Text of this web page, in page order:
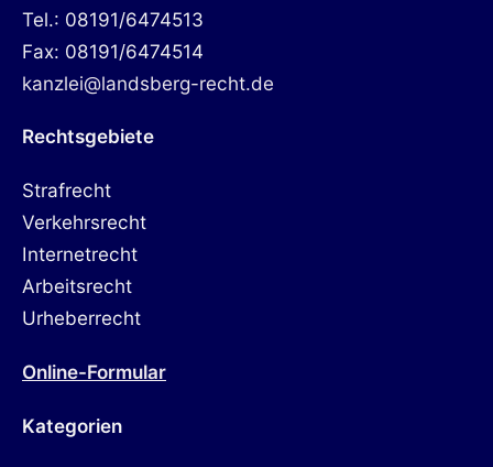
Tel.: 08191/6474513
Fax: 08191/6474514
kanzlei@landsberg-recht.de
Rechtsgebiete
Strafrecht
Verkehrsrecht
Internetrecht
Arbeitsrecht
Urheberrecht
Online-Formular
Kategorien